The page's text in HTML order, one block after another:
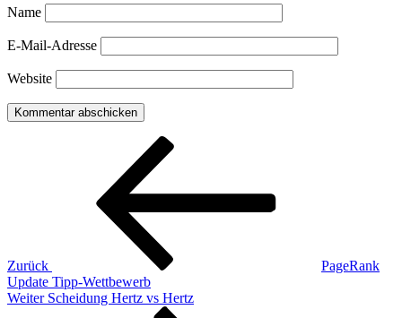
Name
E-Mail-Adresse
Website
Beitragsnavigation
Zurück
PageRank
Update Tipp-Wettbewerb
Nächster
Weiter Scheidung Hertz vs Hertz